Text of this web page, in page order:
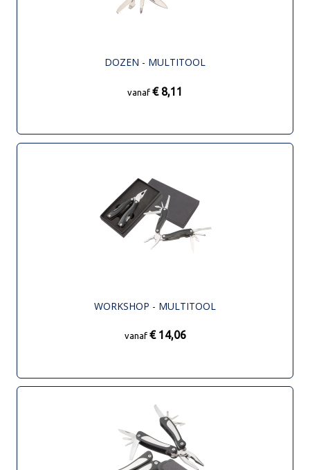
DOZEN - MULTITOOL
vanaf € 8,11
WORKSHOP - MULTITOOL
vanaf € 14,06